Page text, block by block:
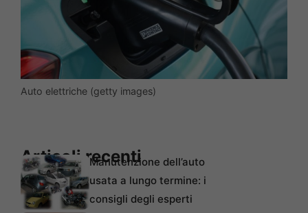
Auto elettriche (getty images)
Articoli recentiManutenzione dell’auto
usata a lungo termine: i
consigli degli esperti